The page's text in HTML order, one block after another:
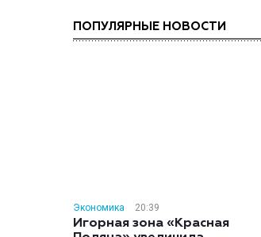
ПОПУЛЯРНЫЕ НОВОСТИ
Экономика 20:39
Игорная зона «Красная